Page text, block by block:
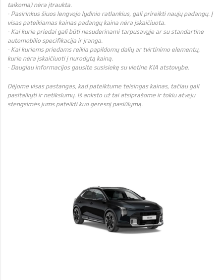
taikoma) nėra įtraukta.
· Pasirinkus šiuos lengvojo lydinio ratlankius, gali prireikti naujų padangų. Į
visas pateikiamas kainas padangų kaina nėra įskaičiuota.
· Kai kurie priedai gali būti nesuderinami tarpusavyje ar su standartine
automobilio specifikacija ir įranga.
· Kai kuriems priedams reikia papildomų dalių ar tvirtinimo elementų,
kurie nėra įskaičiuoti į nurodytą kainą.
· Daugiau informacijos gausite susisiekę su vietine KIA atstovybe.
Dėjome visas pastangas, kad pateiktume teisingas kainas, tačiau gali
pasitaikyti ir netikslumų. Iš anksto už tai atsiprašome ir tokiu atveju
stengsimės jums pateikti kuo geresnį pasiūlymą.